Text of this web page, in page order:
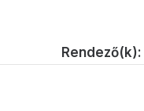
Rendező(k):